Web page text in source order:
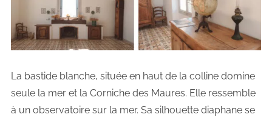
La bastide blanche, située en haut de la colline domine
seule la mer et la Corniche des Maures. Elle ressemble
à un observatoire sur la mer. Sa silhouette diaphane se